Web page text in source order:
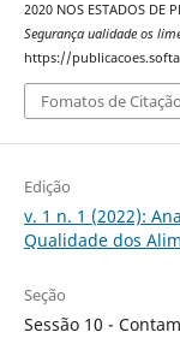
2020 NOS ESTADOS DE
Segurança ualidade os
https://
Fomatos de Citação
Edição
v. 1 n. 1 (2022):
Qualidade dos
Seção
Sessão 10 -